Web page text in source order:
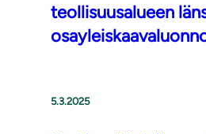
teollisuusalueen
5.3.2025